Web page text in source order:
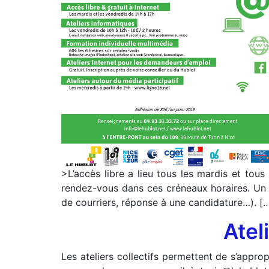
>L’accès libre a lieu tous les mardis et
rendez-vous dans ces créneaux horaires.
de courriers, réponse à une candidature…).
Les ateliers collectifs permettent de